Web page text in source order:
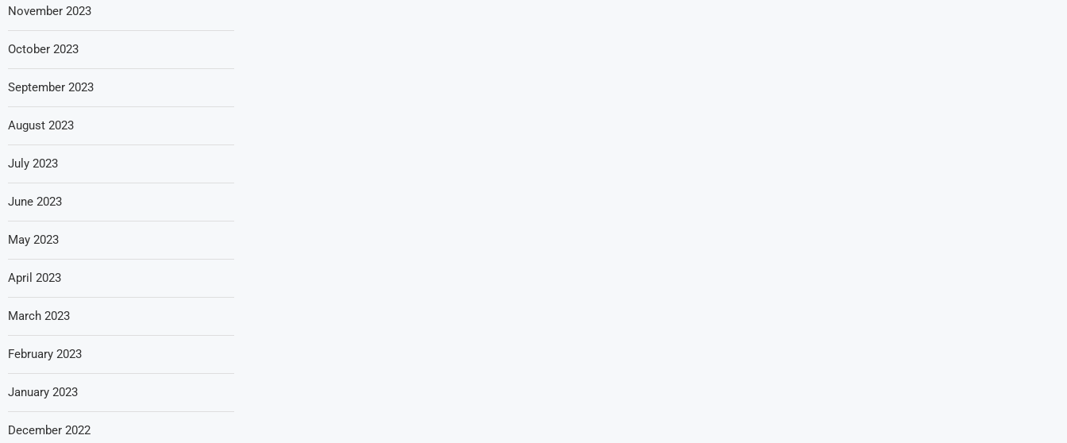
November 2023
October 2023
September 2023
August 2023
July 2023
June 2023
May 2023
April 2023
March 2023
February 2023
January 2023
December 2022